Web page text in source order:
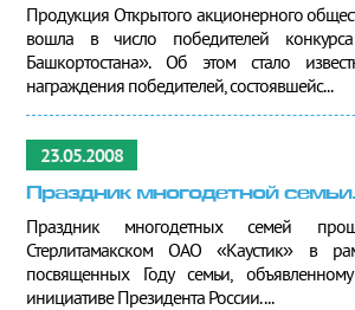
Продукция Открытого акционерного
вошла в число победителей
Башкортостана». Об этом стало
награждения победителей, состоявшейс...
23.05.2008
Праздник многодетной
Праздник многодетных семей
Стерлитамакском ОАО «Каустик» в
посвященных Году семьи,
инициативе Президента России. ...